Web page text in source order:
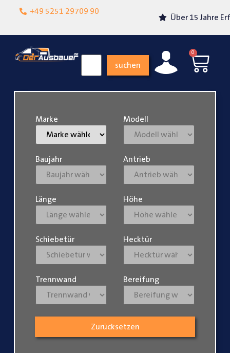
+49 5251 29709 90
Lokalgeschäft in
Über 15 Jahre Erfahrung
suchen
0
Marke Modell
Baujahr Antrieb
Länge Höhe
Schiebetür Hecktür
Trennwand Bereifung
Zurücksetzen